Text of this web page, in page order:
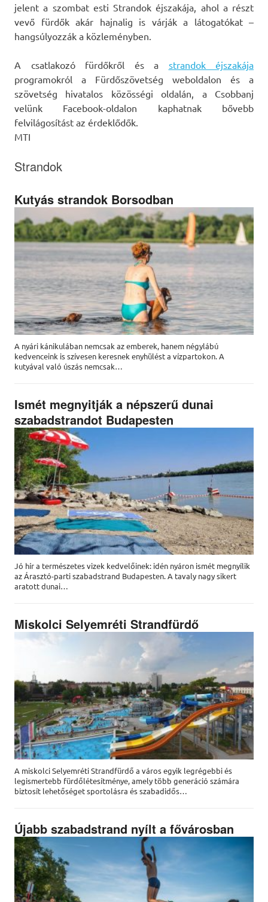
jelent a szombat esti Strandok éjszakája, ahol a részt
vevő fürdők akár hajnalig is várják a látogatókat –
hangsúlyozzák a közleményben.
A csatlakozó fürdőkről és a strandok éjszakája
programokról a Fürdőszövetség weboldalon és a
szövetség hivatalos közösségi oldalán, a Csobbanj
velünk Facebook-oldalon kaphatnak bővebb
felvilágosítást az érdeklődők.
MTI
Strandok
Kutyás strandok Borsodban
A nyári kánikulában nemcsak az emberek, hanem négylábú
kedvenceink is szívesen keresnek enyhülést a vízpartokon. A
kutyával való úszás nemcsak…
Ismét megnyitják a népszerű dunai
szabadstrandot Budapesten
Jó hír a természetes vizek kedvelőinek: idén nyáron ismét megnyílik
az Árasztó-parti szabadstrand Budapesten. A tavaly nagy sikert
aratott dunai…
Miskolci Selyemréti Strandfürdő
A miskolci Selyemréti Strandfürdő a város egyik legrégebbi és
legismertebb fürdőlétesítménye, amely több generáció számára
biztosít lehetőséget sportolásra és szabadidős…
Újabb szabadstrand nyílt a fővárosban